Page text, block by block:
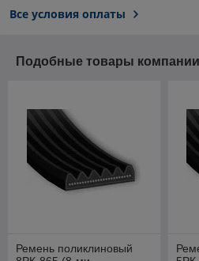
Все условия оплаты
Подобные товары компании
Ремень поликлиновый